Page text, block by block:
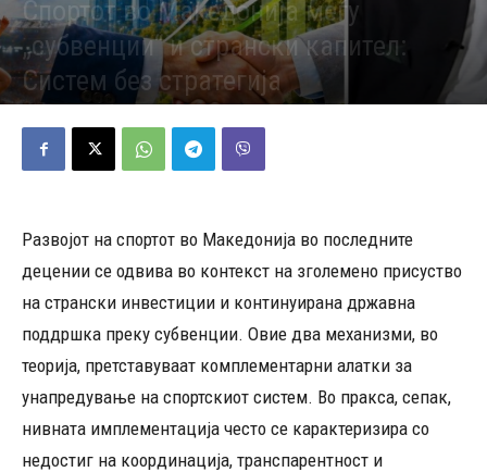
Спортот во Македонија меѓу
„субвенции“ и странски капител:
Систем без стратегија
Развојот на спортот во Македонија во последните
децении се одвива во контекст на зголемено присуство
на странски инвестиции и континуирана државна
поддршка преку субвенции. Овие два механизми, во
теорија, претставуваат комплементарни алатки за
унапредување на спортскиот систем. Во пракса, сепак,
нивната имплементација често се карактеризира со
недостиг на координација, транспарентност и